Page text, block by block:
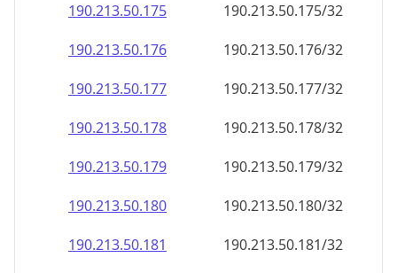
190.213.50.175
190.213.50.175/32
190.213.50.176
190.213.50.176/32
190.213.50.177
190.213.50.177/32
190.213.50.178
190.213.50.178/32
190.213.50.179
190.213.50.179/32
190.213.50.180
190.213.50.180/32
190.213.50.181
190.213.50.181/32